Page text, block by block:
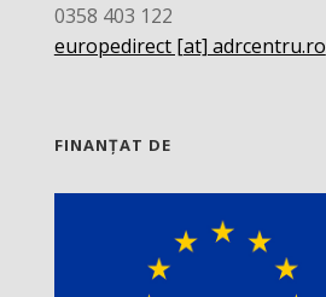
0358 403 122
europedirect [at] adrcentru.ro
FINANȚAT DE